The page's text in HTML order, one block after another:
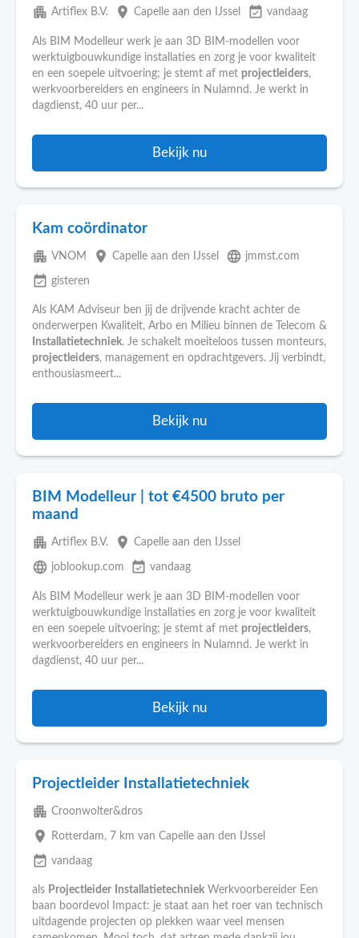
apartment Artiflex B.V. place Capelle aan den IJssel event_available vandaag
Als BIM Modelleur werk je aan 3D BIM-modellen voor
werktuigbouwkundige installaties en zorg je voor kwaliteit
en een soepele uitvoering; je stemt af met projectleiders,
werkvoorbereiders en engineers in Nulamnd. Je werkt in
dagdienst, 40 uur per...
Bekijk nu
Kam coördinator
apartment VNOM place Capelle aan den IJssel language jmmst.com
event_available gisteren
Als KAM Adviseur ben jij de drijvende kracht achter de
onderwerpen Kwaliteit, Arbo en Milieu binnen de Telecom &
Installatietechniek. Je schakelt moeiteloos tussen monteurs,
projectleiders, management en opdrachtgevers. Jij verbindt,
enthousiasmeert...
Bekijk nu
BIM Modelleur | tot €4500 bruto per
maand
apartment Artiflex B.V. place Capelle aan den IJssel
language joblookup.com event_available vandaag
Als BIM Modelleur werk je aan 3D BIM-modellen voor
werktuigbouwkundige installaties en zorg je voor kwaliteit
en een soepele uitvoering; je stemt af met projectleiders,
werkvoorbereiders en engineers in Nulamnd. Je werkt in
dagdienst, 40 uur per...
Bekijk nu
Projectleider Installatietechniek
apartment Croonwolter&dros
place Rotterdam, 7 km van Capelle aan den IJssel
event_available vandaag
als Projectleider Installatietechniek Werkvoorbereider Een
baan boordevol Impact: je staat aan het roer van technisch
uitdagende projecten op plekken waar veel mensen